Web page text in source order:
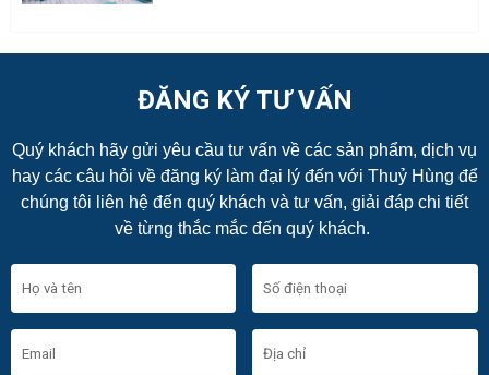
ĐĂNG KÝ TƯ VẤN
Quý khách hãy gửi yêu cầu tư vấn về các sản phẩm, dịch vụ
hay các câu hỏi về đăng ký làm đại lý đến với Thuỷ Hùng để
chúng tôi liên hệ đến quý khách và tư vấn, giải đáp chi tiết
về từng thắc mắc đến quý khách.